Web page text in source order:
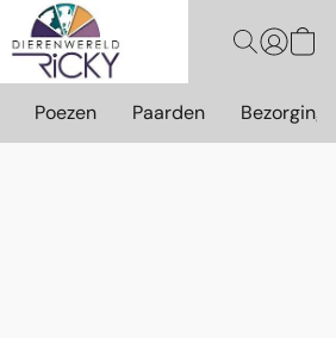
Poezen Paarden Bezorging